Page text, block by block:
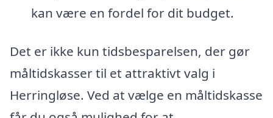
kan være en fordel for dit budget.
Det er ikke kun tidsbesparelsen, der gør
måltidskasser til et attraktivt valg i
Herringløse. Ved at vælge en måltidskasse